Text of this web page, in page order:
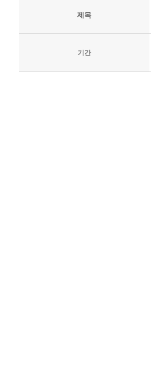
제목
기간